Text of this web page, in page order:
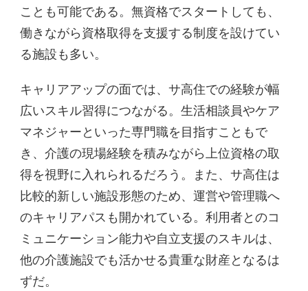
ことも可能である。無資格でスタートしても、
働きながら資格取得を支援する制度を設けてい
る施設も多い。
キャリアアップの面では、サ高住での経験が幅
広いスキル習得につながる。生活相談員やケア
マネジャーといった専門職を目指すこともで
き、介護の現場経験を積みながら上位資格の取
得を視野に入れられるだろう。また、サ高住は
比較的新しい施設形態のため、運営や管理職へ
のキャリアパスも開かれている。利用者とのコ
ミュニケーション能力や自立支援のスキルは、
他の介護施設でも活かせる貴重な財産となるは
ずだ。